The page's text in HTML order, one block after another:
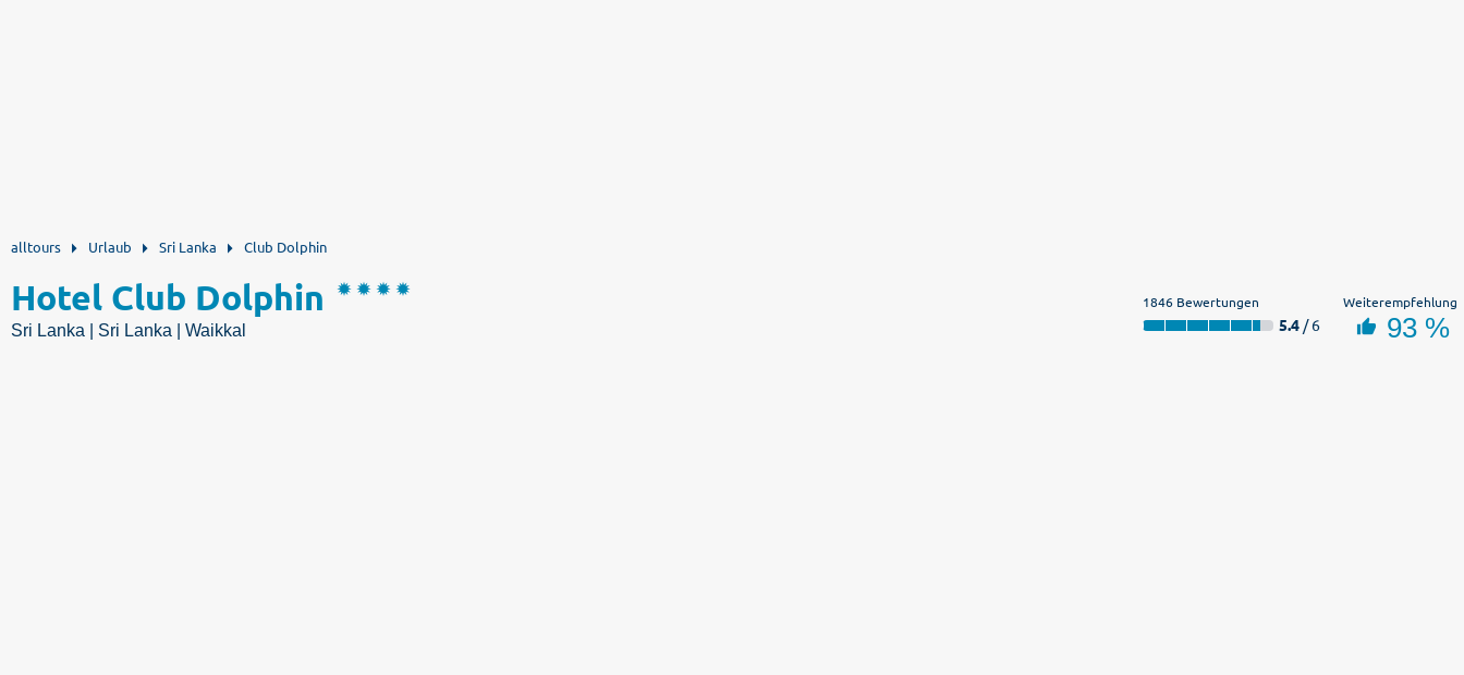
alltours Urlaub Sri Lanka Club Dolphin
Hotel Club Dolphin
Sri Lanka | Sri Lanka | Waikkal
1846 Bewertungen
5.4 / 6
Weiterempfehlung
93 %